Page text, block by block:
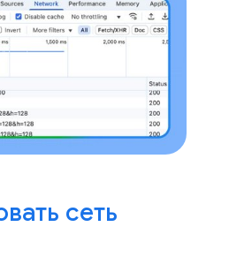
сеть